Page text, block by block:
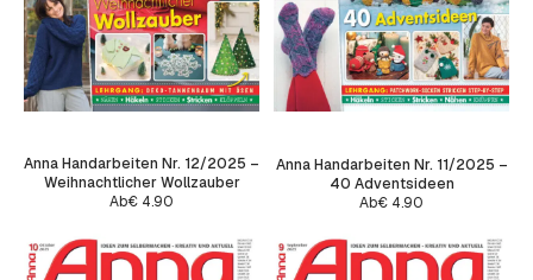
Anna Handarbeiten Nr. 12/2025 –
Weihnachtlicher Wollzauber
Ab€ 4.90
Anna Handarbeiten Nr. 11/2025 –
40 Adventsideen
Ab€ 4.90